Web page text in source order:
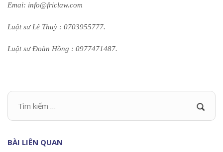
Emai: info@friclaw.com
Luật sư Lê Thuỳ : 0703955777.
Luật sư Đoàn Hồng : 0977471487.
BÀI LIÊN QUAN